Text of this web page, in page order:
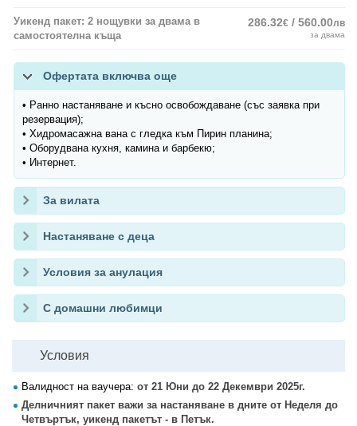
Уикенд пакет: 2 нощувки за двама в
самостоятелна къща
286.32€ / 560.00лв
за двама
Офертата включва още
• Ранно настаняване и късно освобождаване (със заявка при
резервация);
• Хидромасажна вана с гледка към Пирин планина;
• Оборудвана кухня, камина и барбекю;
• Интернет.
За вилата
Настаняване с деца
Условия за анулация
С домашни любимци
Условия
Валидност на ваучера: от 21 Юни до 22 Декември 2025г.
Делничният пакет важи за настаняване в дните от Неделя до
Четвъртък, уикенд пакетът - в Петък.